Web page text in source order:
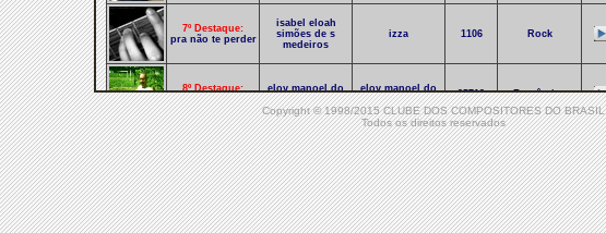
7º Destaque:
pra não te perder
isabel eloah
simões de s
medeiros
izza 1106 Rock
8º Destaque:
delíto de amor
eloy manoel do
nascimento
eloy manoel do
nascimento
95719 Romântico
9º Destaque:
nova estação
sérgio gama sérgio gama 94414 MPB
10º Destaque:
namoro ao luar
elier santos e
carlos pinto
elier santos e
carlos pinto
97892 MPB
Copyright © 1998/2015 CLUBE DOS COMPOSITORES DO BRASIL
Todos os direitos reservados